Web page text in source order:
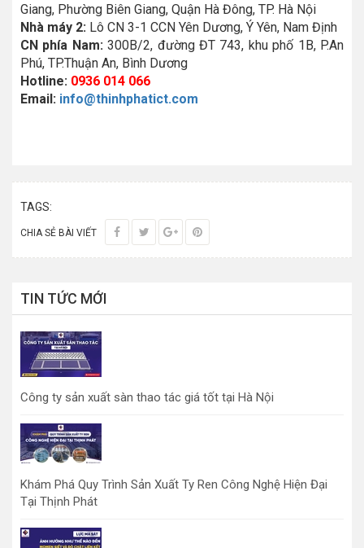
Giang, Phường Biên Giang, Quận Hà Đông, TP. Hà Nội
Nhà máy 2: Lô CN 3-1 CCN Yên Dương, Ý Yên, Nam Định
CN phía Nam:300B/2, đường ĐT 743, khu phố 1B, P.An
Phú, TP.Thuận An, Bình Dương
Hotline: 0936 014 066
Email: info@thinhphatict.com
TAGS:
CHIA SẺ BÀI VIẾT
TIN TỨC MỚI
Công ty sản xuất sàn thao tác giá tốt tại Hà Nội
Khám Phá Quy Trình Sản Xuất Ty Ren Công Nghệ Hiện Đại
Tại Thịnh Phát